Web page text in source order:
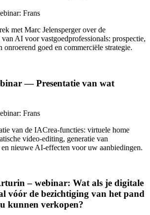
Frans
met Marc Jelensperger over de
AI voor vastgoedprofessionals: prospectie,
onroerend goed en commerciële strategie.
— Presentatie van wat
Frans
van de IACrea-functies: virtuele home
video-editing, generatie van
nieuwe AI-effecten voor uw aanbiedingen.
– webinar: Wat als je digitale
vóór de bezichtiging van het pand
kunnen verkopen?